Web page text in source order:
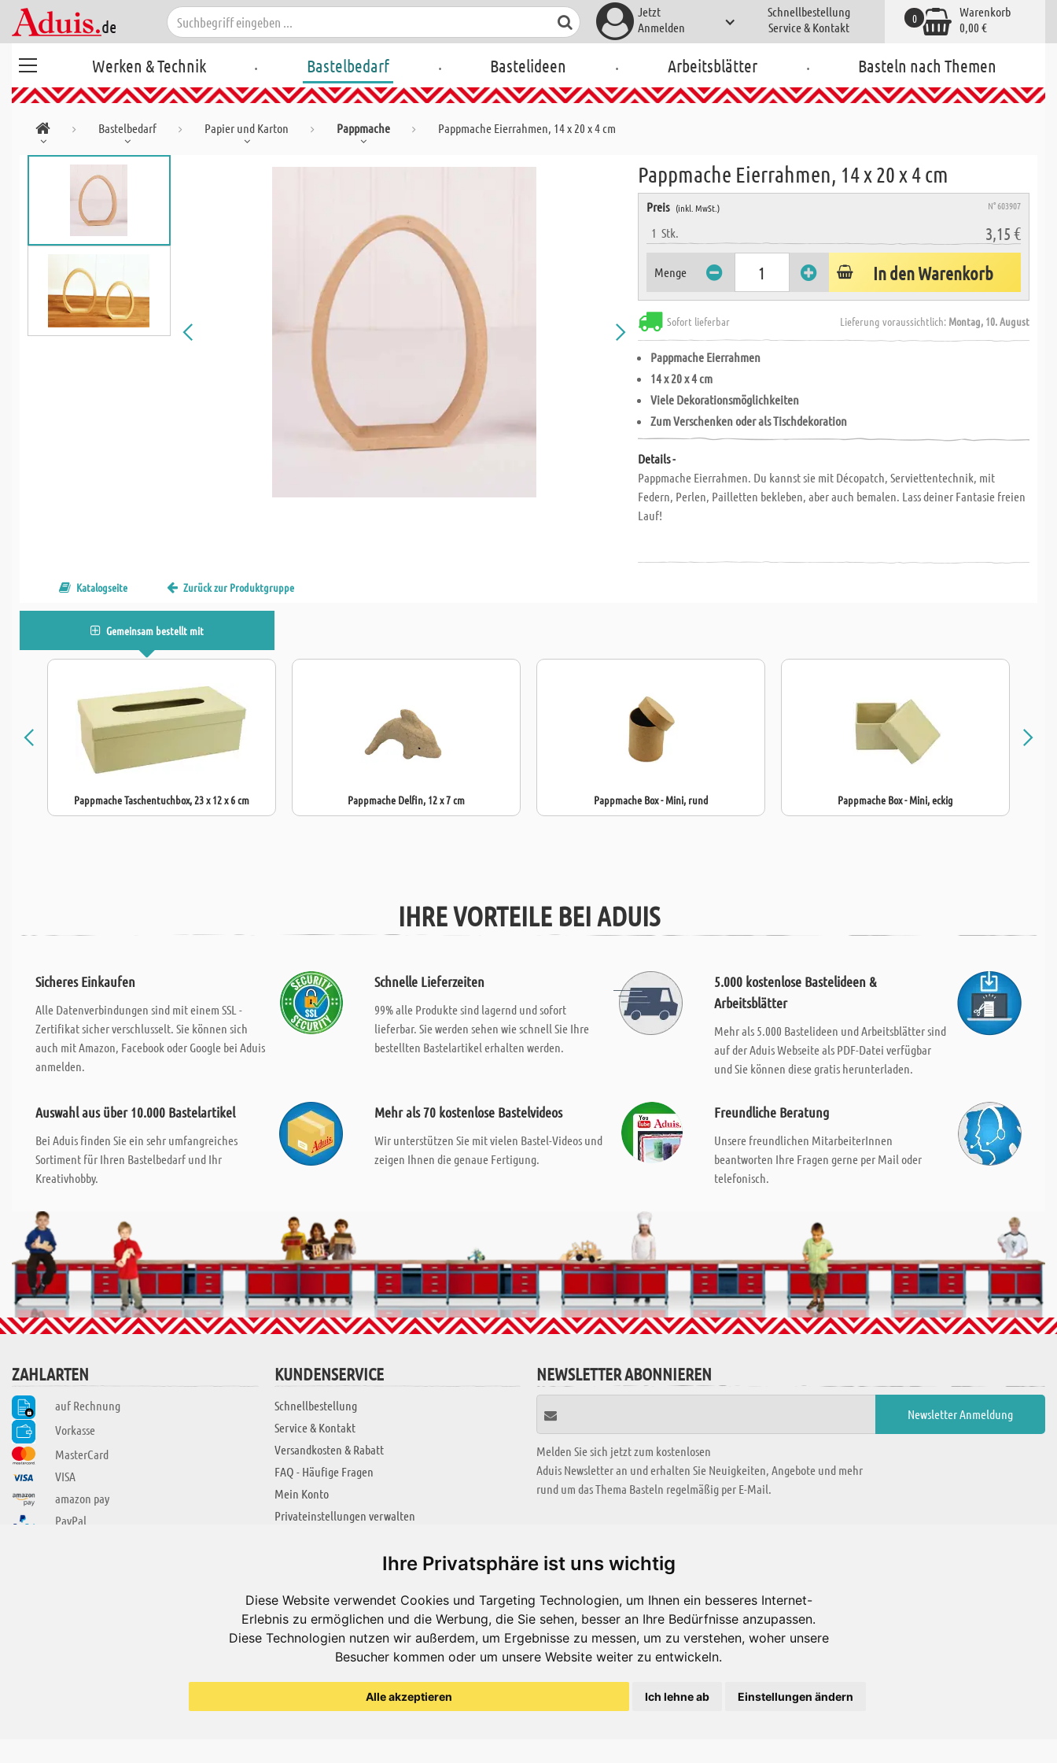
Ihre Privatsphäre ist uns wichtig
Diese Website verwendet Cookies und Targeting Technologien, um Ihnen ein besseres Internet-
Erlebnis zu ermöglichen und die Werbung, die Sie sehen, besser an Ihre Bedürfnisse anzupassen.
Diese Technologien nutzen wir außerdem, um Ergebnisse zu messen, um zu verstehen, woher unsere
Besucher kommen oder um unsere Website weiter zu entwickeln.
Alle akzeptieren Ich lehne ab Einstellungen ändern
Jetzt
Anmelden
Schnellbestellung
Service & Kontakt
Warenkorb
0,00 €
0
Werken & Technik . Bastelbedarf . Bastelideen . Arbeitsblätter . Basteln nach Themen
Bastelbedarf Papier und Karton Pappmache Pappmache Eierrahmen, 14 x 20 x 4 cm
Pappmache Eierrahmen, 14 x 20 x 4 cm
Preis (inkl. MwSt.) N° 603907
1Stk. 3,15 €
Menge In den Warenkorb
Sofort lieferbar Lieferung voraussichtlich: Montag, 10. August
Pappmache Eierrahmen
14 x 20 x 4 cm
Viele Dekorationsmöglichkeiten
ZumVerschenkenoder als Tischdekoration
Details -
Pappmache Eierrahmen. Du kannst sie mit Décopatch, Serviettentechnik, mit
Federn, Perlen, Pailletten bekleben, aber auch bemalen. Lass deiner Fantasie freien
Lauf!
Katalogseite Zurück zur Produktgruppe
Gemeinsam bestellt mit
Pappmache Taschentuchbox, 23 x 12 x 6 cm Pappmache Delfin, 12 x 7 cm Pappmache Box - Mini, rund Pappmache Box - Mini, eckig
IHRE VORTEILE BEI ADUIS
Sicheres Einkaufen
Alle Datenverbindungen sind mit einem SSL -
Zertifikat sicher verschlusselt. Sie können sich
auch mit Amazon, Facebook oder Google bei Aduis
anmelden.
Schnelle Lieferzeiten
99% alle Produkte sind lagernd und sofort
lieferbar. Sie werden sehen wie schnell Sie Ihre
bestellten Bastelartikel erhalten werden.
5.000 kostenlose Bastelideen &
Arbeitsblätter
Mehr als 5.000 Bastelideen und Arbeitsblätter sind
auf der Aduis Webseite als PDF-Datei verfügbar
und Sie können diese gratis herunterladen.
Auswahl aus über 10.000 Bastelartikel
Bei Aduis finden Sie ein sehr umfangreiches
Sortiment für Ihren Bastelbedarf und Ihr
Kreativhobby.
Mehr als 70 kostenlose Bastelvideos
Wir unterstützen Sie mit vielen Bastel-Videos und
zeigen Ihnen die genaue Fertigung.
Freundliche Beratung
Unsere freundlichen MitarbeiterInnen
beantworten Ihre Fragen gerne per Mail oder
telefonisch.
ZAHLARTEN
auf Rechnung
Vorkasse
MasterCard
VISA
amazon pay
PayPal
KUNDENSERVICE
Schnellbestellung
Service & Kontakt
Versandkosten & Rabatt
FAQ - Häufige Fragen
Mein Konto
Privateinstellungen verwalten
NEWSLETTER ABONNIEREN
Melden Sie sich jetzt zum kostenlosen
Aduis Newsletter an und erhalten Sie Neuigkeiten, Angebote und mehr
rund um das Thema Basteln regelmäßig per E-Mail.
Jobs
Impressum
Datenschutzerklärung
KREATIV ZONE
Alle Videos
Bastelideen
Arbeitsblätter
Es gibt uns auch in